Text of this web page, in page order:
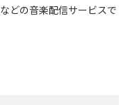
などの音楽配信サービスで